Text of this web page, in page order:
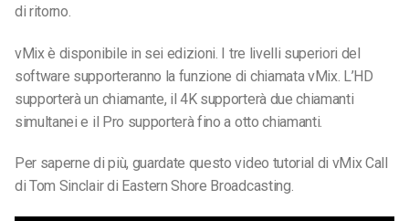
di ritorno.
vMix è disponibile in sei edizioni. I tre livelli superiori del
software supporteranno la funzione di chiamata vMix. L’HD
supporterà un chiamante, il 4K supporterà due chiamanti
simultanei e il Pro supporterà fino a otto chiamanti.
Per saperne di più, guardate questo video tutorial di vMix Call
di Tom Sinclair di Eastern Shore Broadcasting.